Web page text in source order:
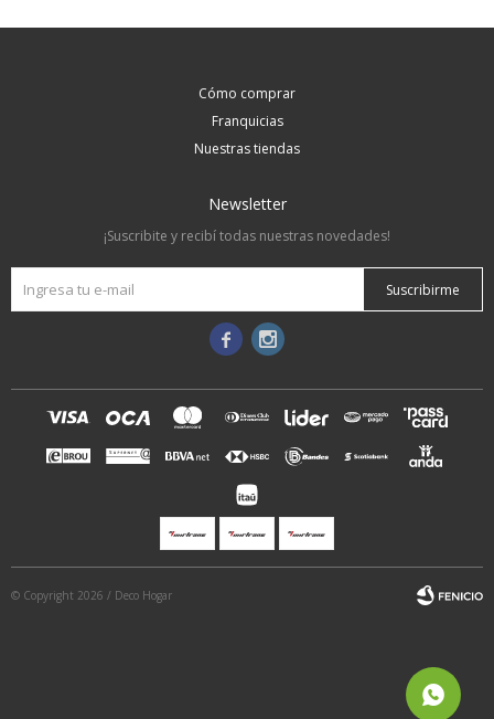
Cómo comprar
Franquicias
Nuestras tiendas
Newsletter
¡Suscribite y recibí todas nuestras novedades!
Suscribirme
 
© Copyright 2026 / Deco Hogar